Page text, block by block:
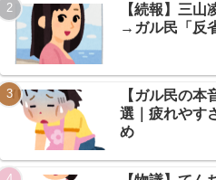
【物議】カズレーザー「任意保
れただの金持ち理論」と反論ｗｗｗ
【続報】ホロライブ『ホロドリ』
咲き→なんG民「覇権やん」ｗｗｗ
Powered by livedoor 相互RSS
【続報】三
→ガル民「反
【ガル民の
選｜疲れやす
め